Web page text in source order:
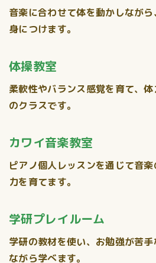
音楽に合わせて体を動かしなが
身につけます。
体操教室
柔軟性やバランス感覚を育て、
のクラスです。
カワイ音楽教室
ピアノ個人レッスンを通じて音
力を育てます。
学研プレイルーム
学研の教材を使い、お勉強が苦
ながら学べます。